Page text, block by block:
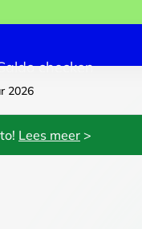
checken
2026
Lees meer >